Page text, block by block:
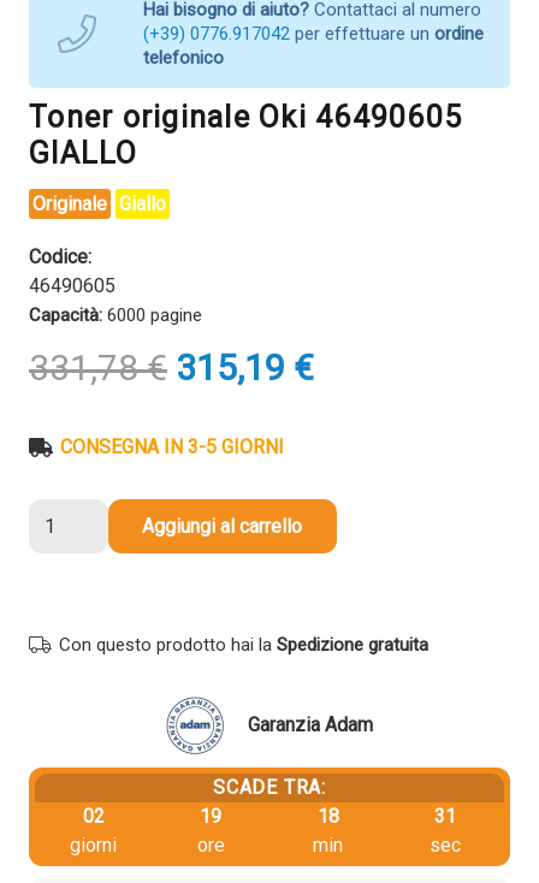
Hai bisogno di aiuto? Contattaci al numero
(+39) 0776.917042 per effettuare un ordine
telefonico
Toner originale Oki 46490605
GIALLO
Originale Giallo
Codice:
46490605
Capacità: 6000 pagine
331,78€ Il
prezzo
era:
315,19 €Il
prezzo
CONSEGNA IN 3-5 GIORNI
quantità
Aggiungi al carrello
Con questo prodotto hai la Spedizione gratuita
Garanzia Adam
SCADE TRA:
02
giorni
19
ore
18
min
30
sec